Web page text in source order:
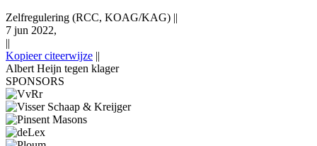
Zelfregulering (RCC, KOAG/KAG) ||
7 jun 2022,
||
Kopieer citeerwijze ||
Albert Heijn tegen klager
SPONSORS